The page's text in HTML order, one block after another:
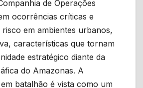
de Operações
ocorrências críticas e
risco em ambientes urbanos,
características que tornam
estratégico diante da
do Amazonas. A
batalhão é vista como um